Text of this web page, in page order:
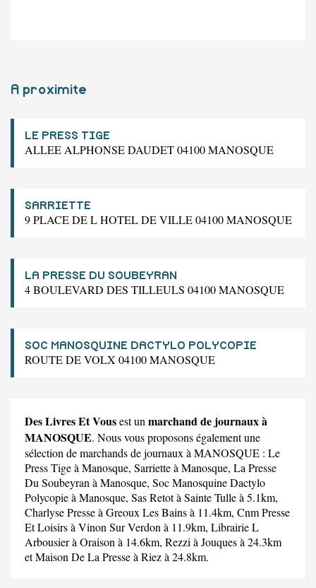
A proximite
LE PRESS TIGE
ALLEE ALPHONSE DAUDET 04100 MANOSQUE
SARRIETTE
9 PLACE DE L HOTEL DE VILLE 04100 MANOSQUE
LA PRESSE DU SOUBEYRAN
4 BOULEVARD DES TILLEULS 04100 MANOSQUE
SOC MANOSQUINE DACTYLO POLYCOPIE
ROUTE DE VOLX 04100 MANOSQUE
Des Livres Et Vousest un marchand de journaux à
MANOSQUE. Nous vous proposons également une
sélection de marchands de journaux à MANOSQUE : Le
Press Tigeà Manosque, Sarrietteà Manosque, La Presse
Du Soubeyran à Manosque, Soc Manosquine Dactylo
Polycopieà Manosque, Sas Retotà Sainte Tulle à 5.1km,
Charlyse Presseà Greoux Les Bains à 11.4km, Cnm Presse
Et Loisirsà Vinon Sur Verdon à 11.9km, Librairie L
Arbousierà Oraison à 14.6km, Rezzi à Jouques à 24.3km
etMaison De La Presseà Riez à 24.8km.